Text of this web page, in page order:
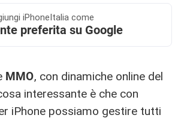
iPhoneItalia come
preferita su Google
MMO, con dinamiche online del
interessante è che con
iPhone possiamo gestire tutti